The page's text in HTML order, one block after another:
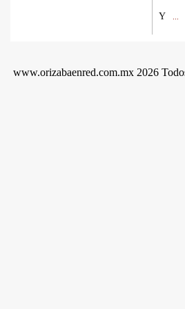
Y
www.orizabaenred.com.mx 2026